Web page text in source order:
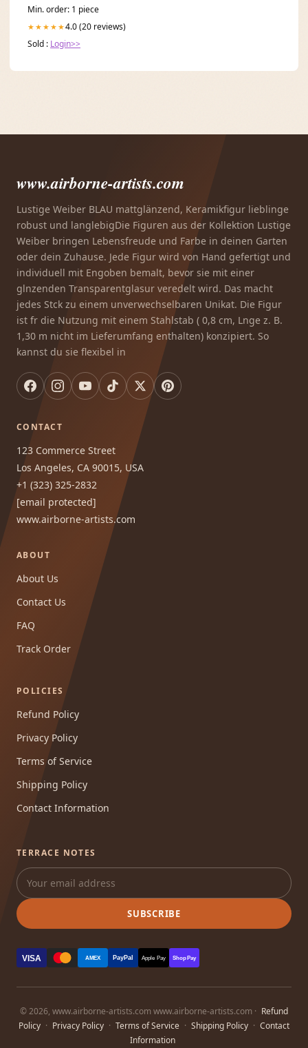
Min. order: 1 piece
★★★★★4.0 (20 reviews)
Sold : Login>>
www.airborne-artists.com
Lustige Weiber BLAU mattglänzend, Keramikfigur lieblinge
robust und langlebigDie Figuren aus der Kollektion Lustige
Weiber bringen Lebensfreude und Farbe in deinen Garten
oder dein Zuhause. Jede Figur wird von Hand gefertigt und
individuell mit Engoben bemalt, bevor sie mit einer
glnzenden Transparentglasur veredelt wird. Das macht
jedes Stck zu einem unverwechselbaren Unikat. Die Figur
ist fr die Nutzung mit einem Stahlstab ( 0,8 cm, Lnge z. B.
1,30 m nicht im Lieferumfang enthalten) konzipiert. So
kannst du sie flexibel in
CONTACT
123 Commerce Street
Los Angeles, CA 90015, USA
+1 (323) 325-2832
[email protected]
www.airborne-artists.com
ABOUT
About Us
Contact Us
FAQ
Track Order
POLICIES
Refund Policy
Privacy Policy
Terms of Service
Shipping Policy
Contact Information
TERRACE NOTES
SUBSCRIBE
VISA AMEX PayPal Apple Pay Shop Pay
© 2026, www.airborne-artists.com www.airborne-artists.com · Refund
Policy · Privacy Policy · Terms of Service · Shipping Policy · Contact
Information